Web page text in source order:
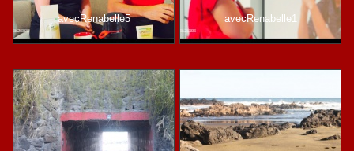
avecRenabelle5 avecRenabelle1